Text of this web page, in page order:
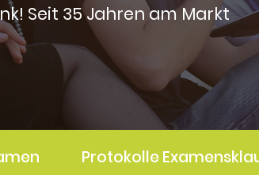
Seit 35 Jahren am Markt
Protokolle